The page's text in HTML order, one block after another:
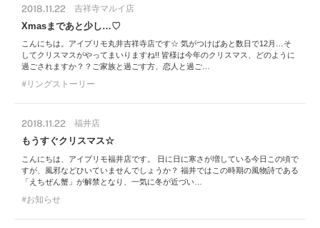
2018.11.22 吉祥寺マルイ店
Xmasまであと少し…♡
こんにちは。アイプリモ丸井吉祥寺店です☆ 気がつけばあと数日で12月…そ
してクリスマスがやってまいりますね!! 皆様は今年のクリスマス、どのように
過ごされますか？？ご家族と過ごす方、恋人と過ご…
リングストーリー
2018.11.22 福井店
もうすぐクリスマス☆
こんにちは、アイプリモ福井店です。 日に日に寒さが増している今日この頃で
すが、風邪などひいていませんでしょうか？ 福井ではこの時期の風物詩である
「えちぜん蟹」が解禁となり、一気に冬が近づい…
お知らせ